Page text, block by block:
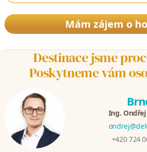
Mám zájem o
Destinace jsme
Poskytneme vám
Ing.
+420 724